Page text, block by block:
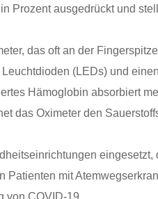
Prozent ausgedrückt und
das oft an der
(LEDs) und
Hämoglobin absorbiert
das Oximeter den
mit
von COVID-19.